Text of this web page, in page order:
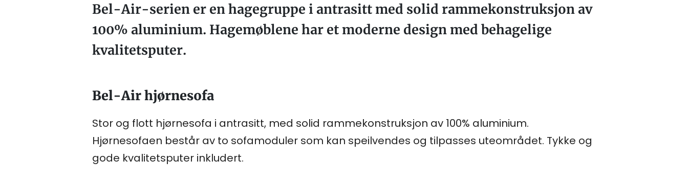
Bel-Air-serien er en hagegruppe i antrasitt med solid rammekonstruksjon av
100% aluminium. Hagemøblene har et moderne design med behagelige
kvalitetsputer.
Bel-Air hjørnesofa
Stor og flott hjørnesofa i antrasitt, med solid rammekonstruksjon av 100% aluminium.
Hjørnesofaen består av to sofamoduler som kan speilvendes og tilpasses uteområdet. Tykke og
gode kvalitetsputer inkludert.